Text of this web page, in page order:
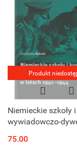
Produkt
Niemieckie szkoły
wywiadowczo-
latach 1941-1944
75.00